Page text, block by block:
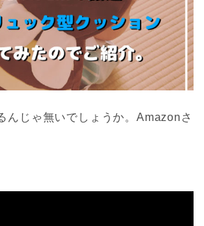
んじゃ無いでしょうか。Amazonさ